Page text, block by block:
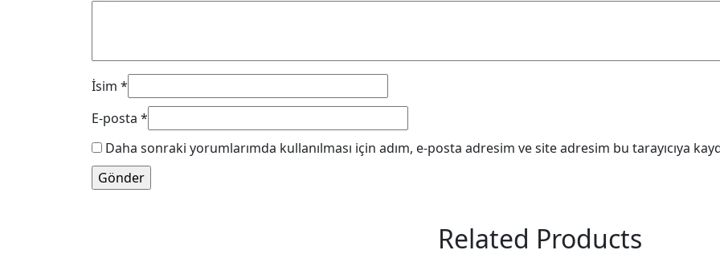
İsim *
E-posta *
Daha sonraki yorumlarımda kullanılması için adım, e-posta adresim ve site adresim bu tarayıcıya
Related Products